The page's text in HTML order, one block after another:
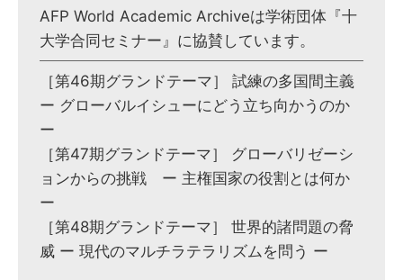
AFP World Academic Archiveは学術団体『十
大学合同セミナー』に協賛しています。
［第46期グランドテーマ］ 試練の多国間主義
ー グローバルイシューにどう立ち向かうのか
ー
［第47期グランドテーマ］ グローバリゼーシ
ョンからの挑戦 ー 主権国家の役割とは何か
ー
［第48期グランドテーマ］ 世界的諸問題の脅
威 ー 現代のマルチラテラリズムを問う ー